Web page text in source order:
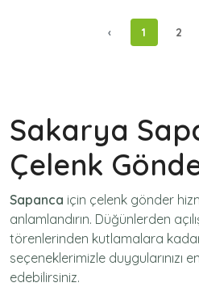
‹ 1 2
Sakarya
Çelenk
Sapanca için çelenk gönder
anlamlandırın. Düğünlerden
törenlerinden kutlamalara
seçeneklerimizle duygularınızı
edebilirsiniz.